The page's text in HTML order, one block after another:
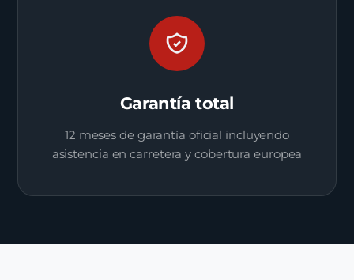
Garantía total
12 meses de garantía oficial incluyendo
asistencia en carretera y cobertura europea